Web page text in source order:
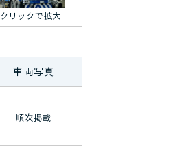
クリックで拡大
車両写真
順次掲載